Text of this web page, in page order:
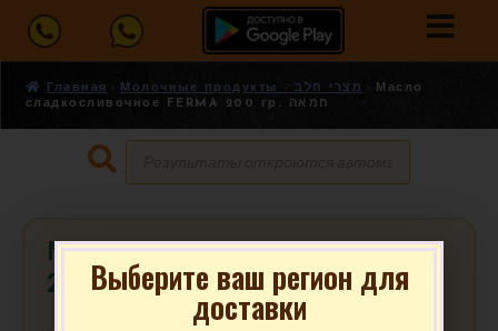
Главная Молочные продукты - מצרי חלב
Масло
сладкосливочное FERMA 200 гр. חמאה
Масло сладкосливочное FERMA
200 гр. חמאה
Выберите ваш регион для
доставки